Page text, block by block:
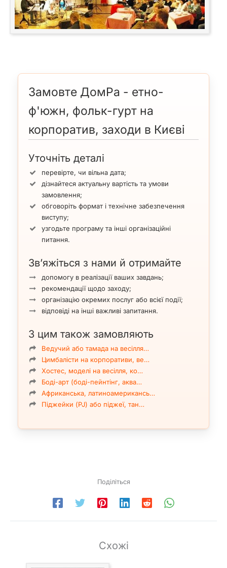
Замовте ДомРа - етно-
ф'южн, фольк-гурт на
корпоратив, заходи в Києві
Уточніть деталі
перевірте, чи вільна дата;
дізнайтеся актуальну вартість та умови
замовлення;
обговоріть формат і технічне забезпечення
виступу;
узгодьте програму та інші організаційні
питання.
Зв’яжіться з нами й отримайте
допомогу в реалізації ваших завдань;
рекомендації щодо заходу;
організацію окремих послуг або всієї події;
відповіді на інші важливі запитання.
З цим також замовляють
Ведучий або тамада на весілля…
Цимбалісти на корпоративи, ве…
Хостес, моделі на весілля, ко…
Боді-арт (боді-пейнтінг, аква…
Африканська, латиноамерикансь…
Піджейки (PJ) або піджеї, тан…
Поділіться
Схожі